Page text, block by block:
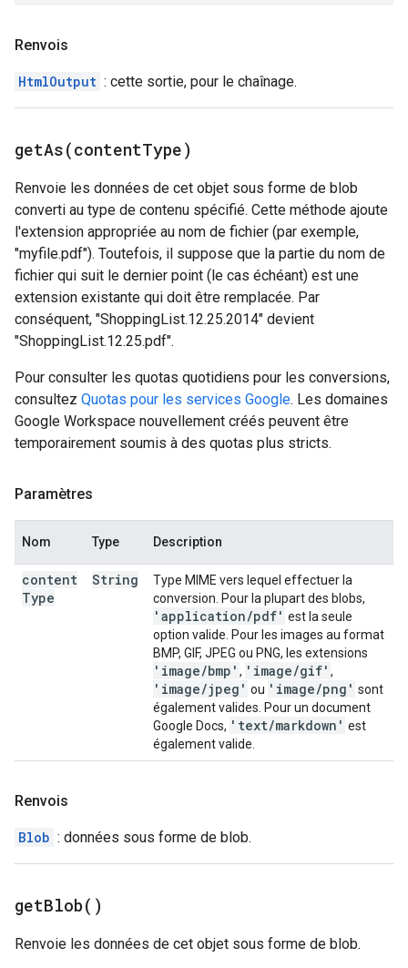
Renvois
HtmlOutput : cette sortie, pour le chaînage.
getAs(contentType)
Renvoie les données de cet objet sous forme de blob
converti au type de contenu spécifié. Cette méthode ajoute
l'extension appropriée au nom de fichier (par exemple,
"myfile.pdf"). Toutefois, il suppose que la partie du nom de
fichier qui suit le dernier point (le cas échéant) est une
extension existante qui doit être remplacée. Par
conséquent, "ShoppingList.12.25.2014" devient
"ShoppingList.12.25.pdf".
Pour consulter les quotas quotidiens pour les conversions,
consultez Quotas pour les services Google. Les domaines
Google Workspace nouvellement créés peuvent être
temporairement soumis à des quotas plus stricts.
Paramètres
Nom Type Description
content
Type
String
Type MIME vers lequel effectuer la
conversion. Pour la plupart des blobs,
'application/pdf' est la seule
option valide. Pour les images au format
BMP, GIF, JPEG ou PNG, les extensions
'image/bmp' , 'image/gif' ,
'image/jpeg' ou 'image/png' sont
également valides. Pour un document
Google Docs, 'text/markdown' est
également valide.
Renvois
Blob : données sous forme de blob.
getBlob( )
Renvoie les données de cet objet sous forme de blob.